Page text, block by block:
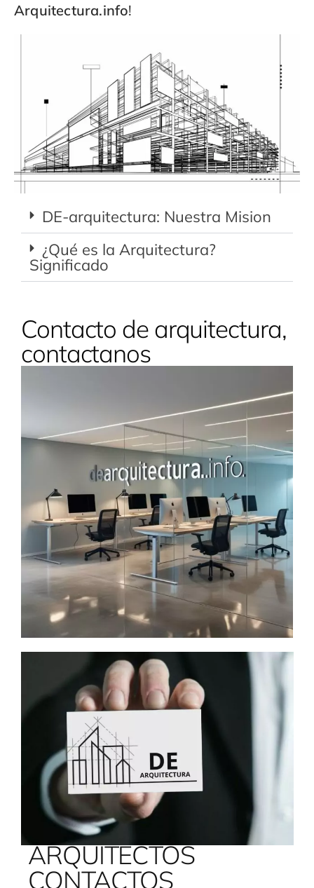
Arquitectura.info!
DE-arquitectura: Nuestra Mision
¿Qué es la Arquitectura?
Significado
Contacto de arquitectura,
contactanos
ARQUITECTOS
CONTACTOS